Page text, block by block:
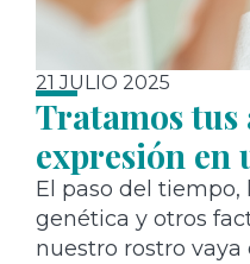
21 JULIO 2025
Tratamos tus
expresión en
El paso del
genética y otros
nuestro rostro vaya